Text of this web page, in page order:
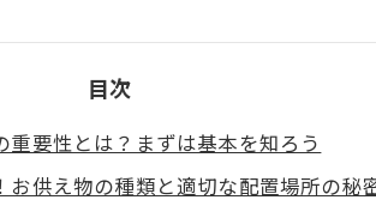
目次
要性とは？まずは基本を知ろう
お供え物の種類と適切な配置場所の秘